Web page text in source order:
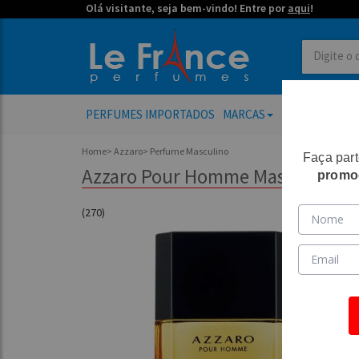
Olá visitante, seja bem-vindo! Entre poraqui!
PERFUMES IMPORTADOS MARCAS PERFUMES
Home> Azzaro> Perfume Masculino
Azzaro Pour Homme Masculino
(270)
Faça